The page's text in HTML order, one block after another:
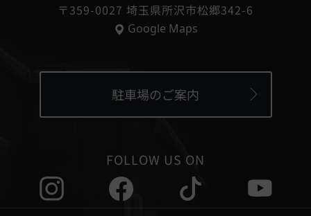
〒359-0027 埼玉県所沢市松郷342-6
Google Maps
駐車場のご案内
FOLLOW US ON